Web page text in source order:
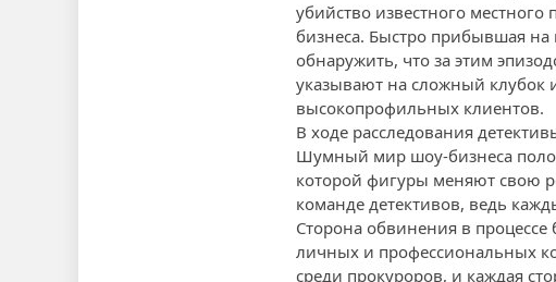
убийство известного
бизнеса. Быстро прибывшая на
обнаружить, что за этим
указывают на сложный клубок
высокопрофильных клиентов.
В ходе расследования
Шумный мир шоу-бизнеса
которой фигуры меняют свою
команде детективов, ведь
Сторона обвинения в
личных и профессиональных
среди прокуроров, и каждая